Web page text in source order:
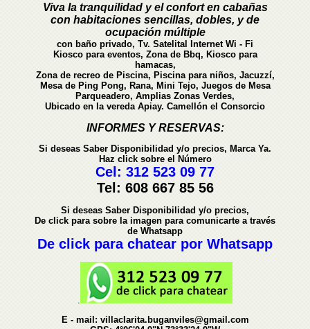
Viva la tranquilidad y el confort en cabañas
con habitaciones sencillas, dobles, y de
ocupación múltiple
con baño privado, Tv. Satelital Internet Wi - Fi
Kiosco para eventos, Zona de Bbq, Kiosco para
hamacas,
Zona de recreo de Piscina, Piscina para niños, Jacuzzí,
Mesa de Ping Pong, Rana, Mini Tejo, Juegos de Mesa
Parqueadero, Amplias Zonas Verdes,
Ubicado en la vereda Apiay. Camellón el Consorcio
INFORMES Y RESERVAS:
Si deseas Saber Disponibilidad y/o precios, Marca Ya.
Haz click sobre el Número
Cel: 312 523 09 77
Tel: 608 667 85 56
Si deseas Saber Disponibilidad y/o precios,
De click para sobre la imagen para comunicarte a través
de Whatsapp
De click para chatear por Whatsapp
E - mail: villaclarita.buganviles@gmail.com